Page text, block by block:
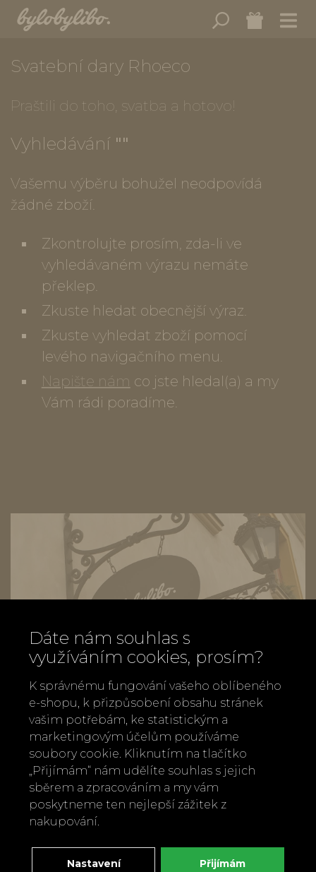
Svatební dary Rhoeco
Praštili do toho, svatba a hotovo!
Vyhledávání ""
Vašemu výběru bohužel neodpovídá
žádné zboží.
Zkontrolujte prosím, zda-li ve
vyhledávaném výrazu nemáte
překlep.
Zkuste hledat obecnější výraz.
Zkuste vyhledat zboží pomocí
levého navigačního menu.
Napište nám co jste hledal(a) a my
Vám rádi poradíme.
Zavolejte nám
+420 737 886 915
Napište nám
info@bylobylibo.cz
Setkejme se:
Dáte nám souhlas s
využíváním cookies, prosím?
K správnému fungování vašeho oblíbeného
e-shopu, k přizpůsobení obsahu stránek
vašim potřebám, ke statistickým a
marketingovým účelům používáme
soubory cookie. Kliknutím na tlačítko
„Přijímám“ nám udělíte souhlas s jejich
sběrem a zpracováním a my vám
poskytneme ten nejlepší zážitek z
nakupování.
Nastavení Přijímám